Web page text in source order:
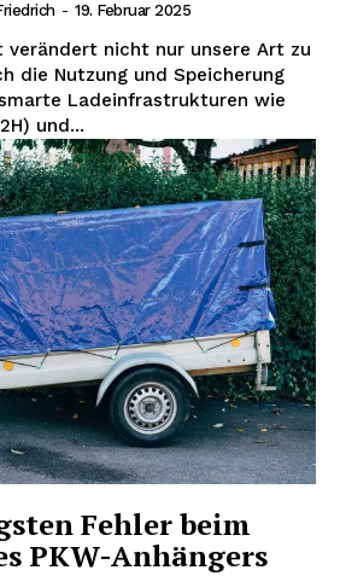
- 19. Februar 2025
verändert nicht nur unsere Art zu
die Nutzung und Speicherung
Ladeinfrastrukturen wie
und...
Fehler beim
PKW-Anhängers